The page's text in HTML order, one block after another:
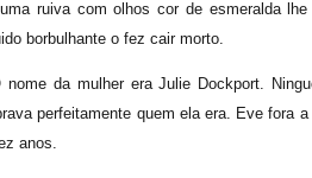
ruiva com olhos cor de esmeralda
borbulhante o fez cair morto.
nome da mulher era Julie Dockport.
perfeitamente quem ela era. Eve fora
anos.